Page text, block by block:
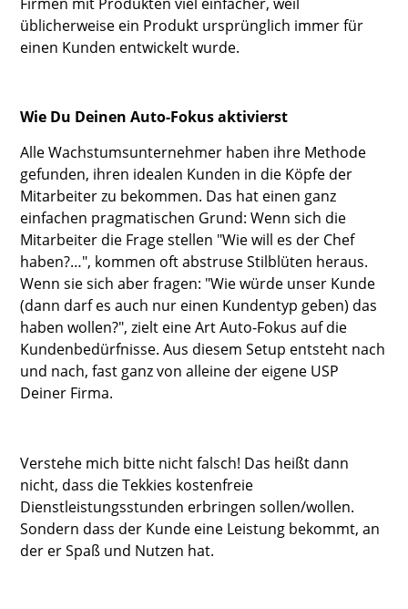
üblicherweise ein Produkt ursprünglich immer für
einen Kunden entwickelt wurde.
Wie Du Deinen Auto-Fokus aktivierst
Alle Wachstumsunternehmer haben ihre Methode
gefunden, ihren idealen Kunden in die Köpfe der
Mitarbeiter zu bekommen. Das hat einen ganz
einfachen pragmatischen Grund: Wenn sich die
Mitarbeiter die Frage stellen "Wie will es der Chef
haben?…", kommen oft abstruse Stilblüten heraus.
Wenn sie sich aber fragen: "Wie würde unser Kunde
(dann darf es auch nur einen Kundentyp geben) das
haben wollen?", zielt eine Art Auto-Fokus auf die
Kundenbedürfnisse. Aus diesem Setup entsteht nach
und nach, fast ganz von alleine der eigene USP
Deiner Firma.
Verstehe mich bitte nicht falsch! Das heißt dann
nicht, dass die Tekkies kostenfreie
Dienstleistungsstunden erbringen sollen/wollen.
Sondern dass der Kunde eine Leistung bekommt, an
der er Spaß und Nutzen hat.